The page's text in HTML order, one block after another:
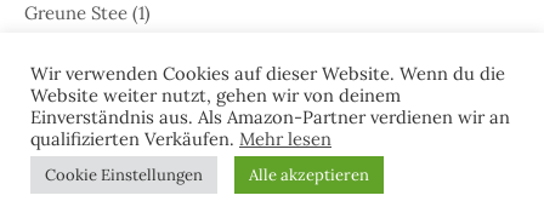
Greune Stee (1)
Großfehn(1)
Gulfhaus(1)
Hammrich(1)
Wir verwenden Cookies auf dieser Website. Wenn du die
Website weiter nutzt, gehen wir von deinem
Einverständnis aus. Als Amazon-Partner verdienen wir an
qualifizierten Verkäufen. Mehr lesen
Cookie Einstellungen Alle akzeptieren